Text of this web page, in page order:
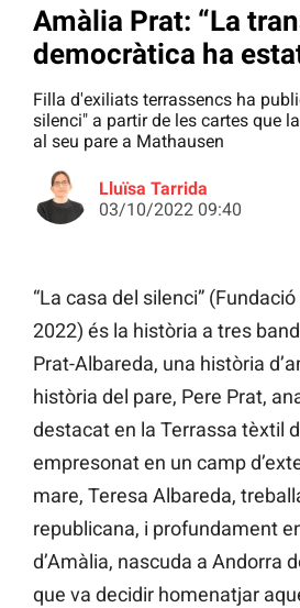
Amàlia Prat: “La
democràtica ha
Filla d'exiliats terrassencs ha
silenci" a partir de les cartes que
al seu pare a Mathausen
Lluïsa Tarrida
03/10/2022 09:40
“La casa del silenci”
2022) és la història a tres
Prat-Albareda, una història
història del pare, Pere Prat,
destacat en la Terrassa tèxtil
empresonat en un camp
mare, Teresa Albareda,
republicana, i profundament
d’Amàlia, nascuda a Andorra
que va decidir homenatjar